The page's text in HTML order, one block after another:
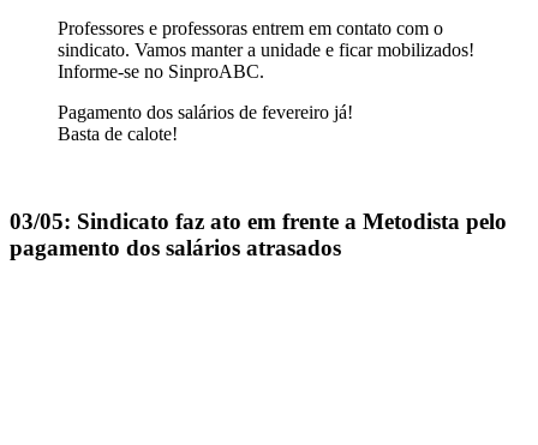
Professores e professoras entrem em contato com o
sindicato. Vamos manter a unidade e ficar mobilizados!
Informe-se no SinproABC.
Pagamento dos salários de fevereiro já!
Basta de calote!
03/05: Sindicato faz ato em frente a Metodista pelo
pagamento dos salários atrasados